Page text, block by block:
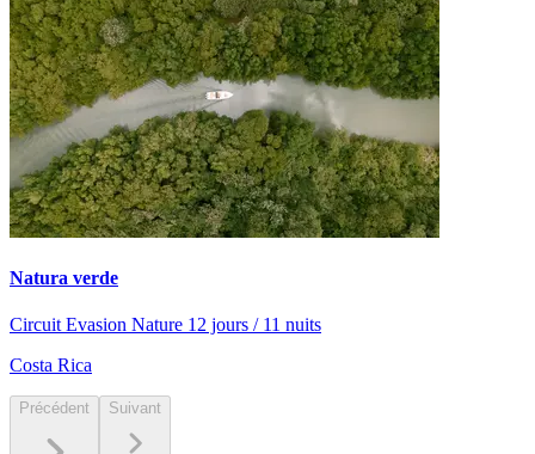
Natura verde
Circuit Evasion Nature 12 jours / 11 nuits
Costa Rica
Précédent Suivant